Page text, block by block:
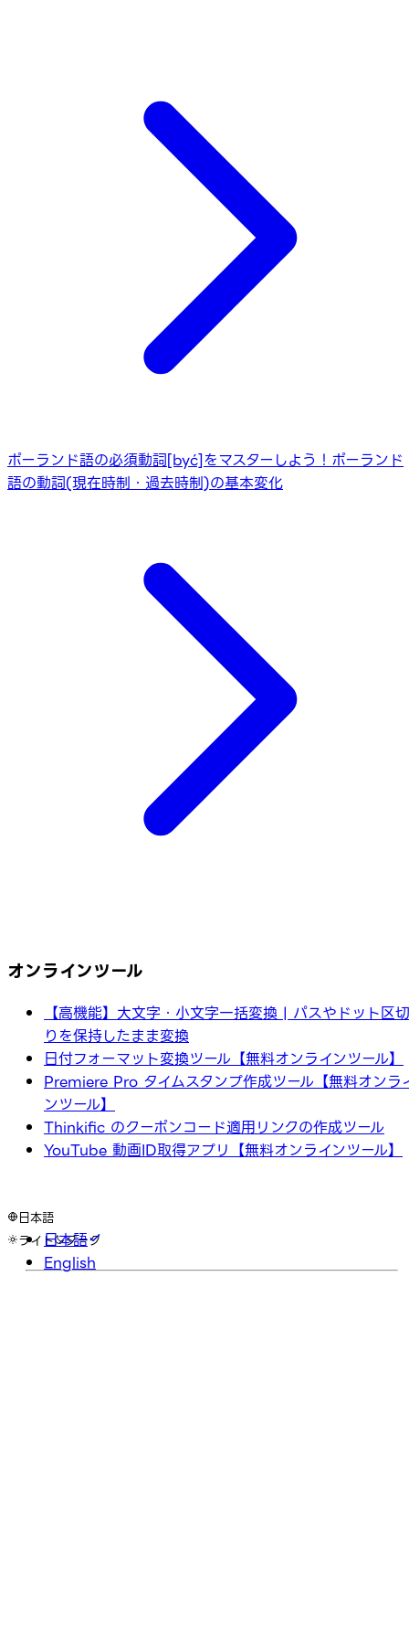
ポーランド語の必須動詞[być]をマスターしよう！ポーランド
語の動詞(現在時制・過去時制)の基本変化
オンラインツール
【高機能】大文字・小文字一括変換 | パスやドット区切
りを保持したまま変換
日付フォーマット変換ツール【無料オンラインツール】
Premiere Pro タイムスタンプ作成ツール【無料オンラ
ンツール】
Thinkific のクーポンコード適用リンクの作成ツール
YouTube 動画ID取得アプリ【無料オンラインツール】
日本語
日本語
English
ライト ダーク